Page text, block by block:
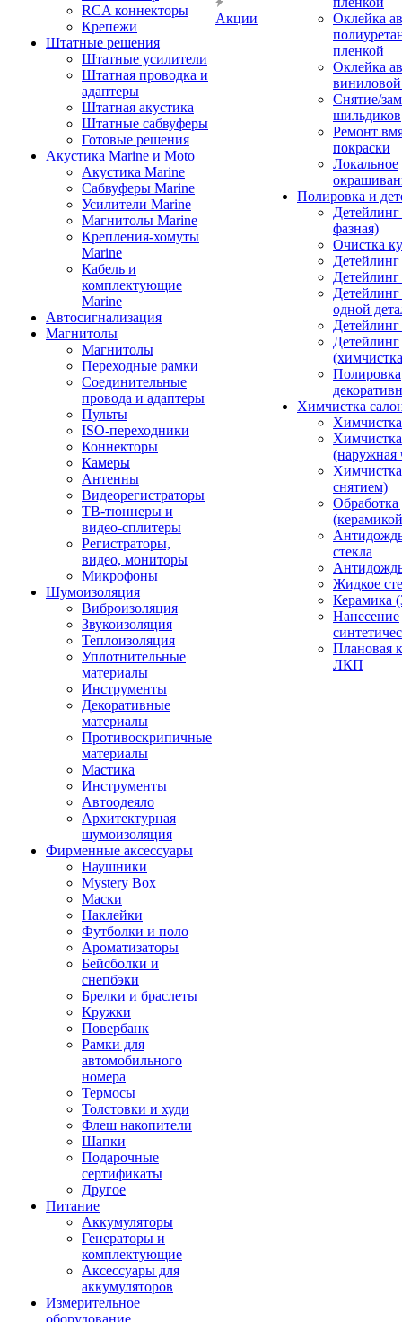
RCA коннекторы
Крепежи
Штатные решения
Штатные усилители
Штатная проводка и
адаптеры
Штатная акустика
Штатные сабвуферы
Готовые решения
Акустика Marine и Moto
Акустика Marine
Сабвуферы Marine
Усилители Marine
Магнитолы Marine
Крепления-хомуты
Marine
Кабель и
комплектующие
Marine
Автосигнализация
Магнитолы
Магнитолы
Переходные рамки
Соединительные
провода и адаптеры
Пульты
ISO-переходники
Коннекторы
Камеры
Антенны
Видеорегистраторы
ТВ-тюннеры и
видео-сплитеры
Регистраторы,
видео, мониторы
Микрофоны
Шумоизоляция
Виброизоляция
Звукоизоляция
Теплоизоляция
Уплотнительные
материалы
Инструменты
Декоративные
материалы
Противоскрипичные
материалы
Мастика
Инструменты
Автоодеяло
Архитектурная
шумоизоляция
Фирменные аксессуары
Наушники
Mystery Box
Маски
Наклейки
Футболки и поло
Ароматизаторы
Бейсболки и
снепбэки
Брелки и браслеты
Кружки
Повербанк
Рамки для
автомобильного
номера
Термосы
Толстовки и худи
Флеш накопители
Шапки
Подарочные
сертификаты
Другое
Питание
Аккумуляторы
Генераторы и
комплектующие
Аксессуары для
аккумуляторов
Измерительное
оборудование
Акции
Оклейка
пленкой
Оклейка
Снятие/
шильдиков
Ремонт
покраски
Локальное
Полировка и
фазная)
Очистка
Детейлинг
одной
Детейлинг
Полировка
Химчистка
(наружная
снятием)
Обработка
стекла
Жидкое
Керамика
Нанесение
Плановая
ЛКП